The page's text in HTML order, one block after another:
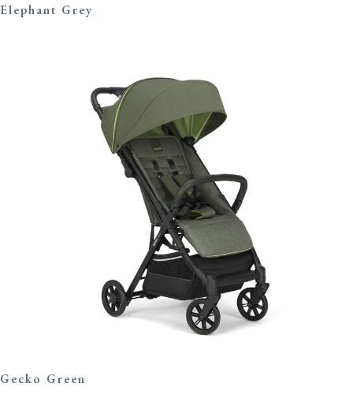
Elephant Grey
Gecko Green